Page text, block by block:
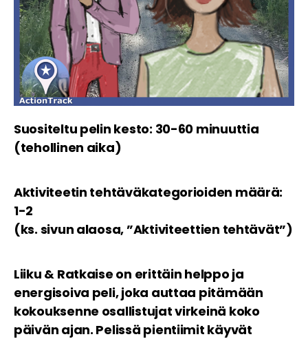
Suositeltu pelin kesto: 30-60 minuuttia
(tehollinen aika)
Aktiviteetin tehtäväkategorioiden määrä:
1-2
(ks. sivun alaosa, ”Aktiviteettien tehtävät”)
Liiku & Ratkaise on erittäin helppo ja
energisoiva peli, joka auttaa pitämään
kokouksenne osallistujat virkeinä koko
päivän ajan. Pelissä pientiimit käyvät